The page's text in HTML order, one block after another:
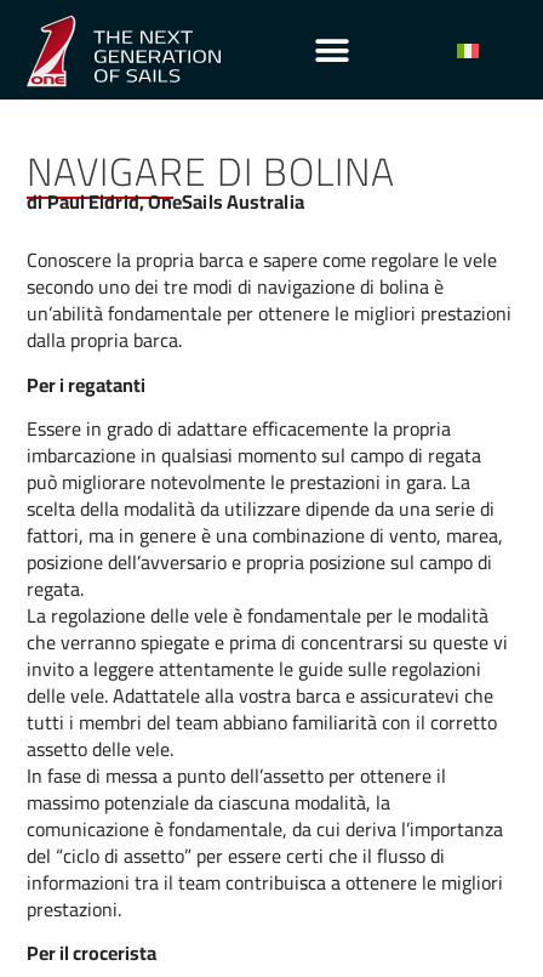
NAVIGARE DI BOLINA
di Paul Eldrid, OneSails Australia
Conoscere la propria barca e sapere come regolare le vele
secondo uno dei tre modi di navigazione di bolina è
un’abilità fondamentale per ottenere le migliori prestazioni
dalla propria barca.
Per i regatanti
Essere in grado di adattare efficacemente la propria
imbarcazione in qualsiasi momento sul campo di regata
può migliorare notevolmente le prestazioni in gara. La
scelta della modalità da utilizzare dipende da una serie di
fattori, ma in genere è una combinazione di vento, marea,
posizione dell’avversario e propria posizione sul campo di
regata.
La regolazione delle vele è fondamentale per le modalità
che verranno spiegate e prima di concentrarsi su queste vi
invito a leggere attentamente le guide sulle regolazioni
delle vele. Adattatele alla vostra barca e assicuratevi che
tutti i membri del team abbiano familiarità con il corretto
assetto delle vele.
In fase di messa a punto dell’assetto per ottenere il
massimo potenziale da ciascuna modalità, la
comunicazione è fondamentale, da cui deriva l’importanza
del “ciclo di assetto” per essere certi che il flusso di
informazioni tra il team contribuisca a ottenere le migliori
prestazioni.
Per il crocerista